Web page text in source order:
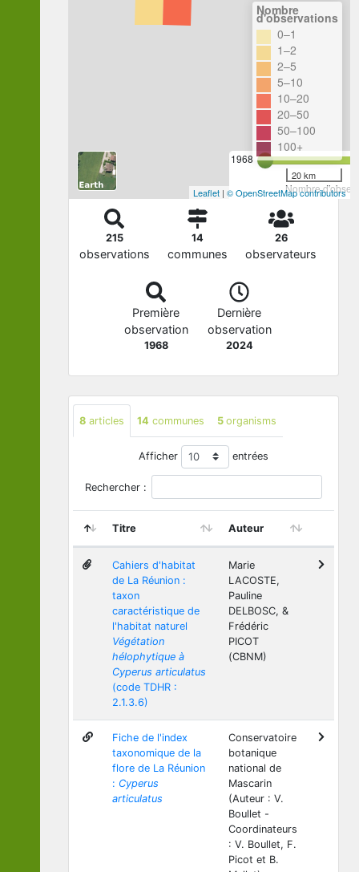
1968
Nombre
Nombre
d'observations
0–1
1–2
2–5
5–10
10–20
20–50
50–100
100+
20 km
Leaflet | © OpenStreetMap contributors
215
observations
14
communes
26
observateurs
Première
observation
1968
Dernière
observation
2024
8 articles 14 communes 5 organisms
Afficher entrées
Rechercher :
Titre Auteur
Cahiers d'habitat
de La Réunion :
taxon
caractéristique de
l'habitat naturel
Végétation
hélophytique à
Cyperus articulatus
(code TDHR :
2.1.3.6)
Marie
LACOSTE,
Pauline
DELBOSC, &
Frédéric
PICOT
(CBNM)
Fiche de l'index
taxonomique de la
flore de La Réunion
: Cyperus
articulatus
Conservatoire
botanique
national de
Mascarin
(Auteur : V.
Boullet -
Coordinateurs
: V. Boullet, F.
Picot et B.